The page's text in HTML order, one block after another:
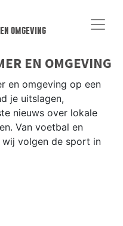
omgeving
EN OMGEVING
en omgeving op een
je uitslagen,
nieuws over lokale
Van voetbal en
volgen de sport in